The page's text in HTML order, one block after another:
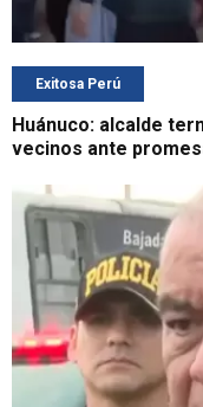
Exitosa Perú
Huánuco: alcalde
vecinos ante